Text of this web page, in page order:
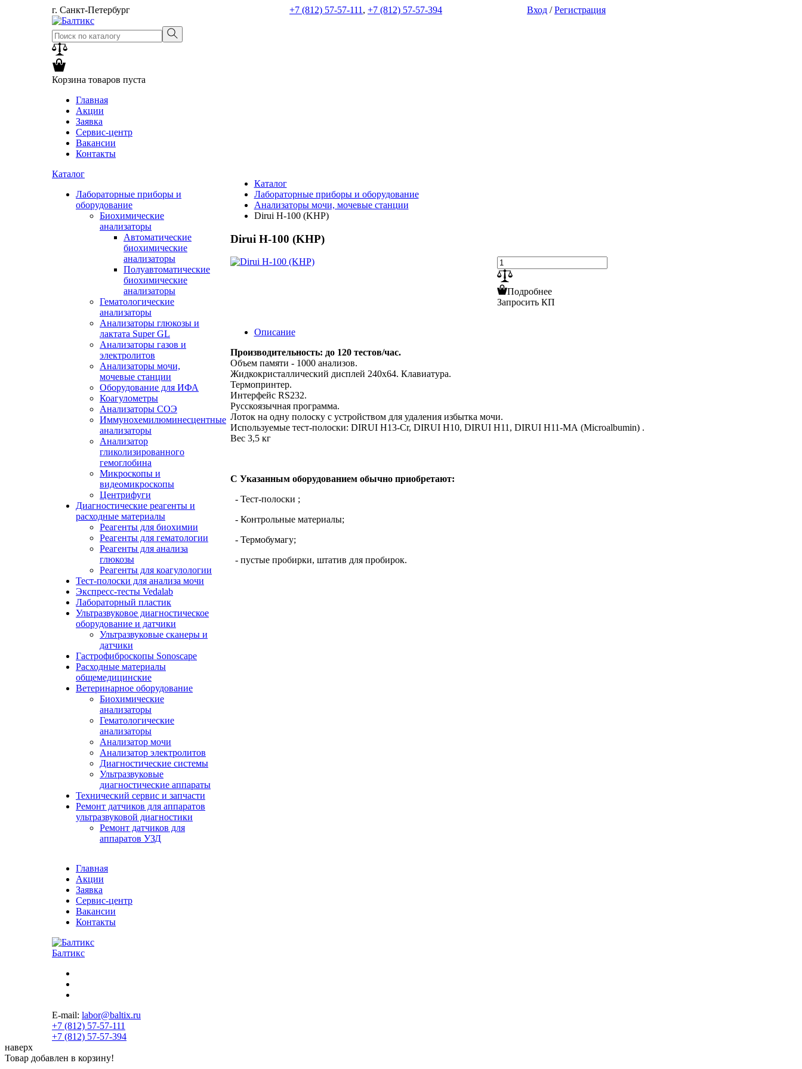
г. Санкт-Петербург +7 (812) 57-57-111 , +7 (812) 57-57-394 Вход /Регистрация
Корзина товаров пуста
Главная
Акции
Заявка
Сервис-центр
Вакансии
Контакты
Каталог
Лабораторные приборы и
оборудование
Биохимические
анализаторы
Автоматические
биохимические
анализаторы
Полуавтоматические
биохимические
анализаторы
Гематологические
анализаторы
Анализаторы глюкозы и
лактата Super GL
Анализаторы газов и
электролитов
Анализаторы мочи,
мочевые станции
Оборудование для ИФА
Коагулометры
Анализаторы СОЭ
Иммунохемилюминесцентные
анализаторы
Анализатор
гликолизированного
гемоглобина
Микроскопы и
видеомикроскопы
Центрифуги
Диагностические реагенты и
расходные материалы
Реагенты для биохимии
Реагенты для гематологии
Реагенты для анализа
глюкозы
Реагенты для коагулологии
Тест-полоски для анализа мочи
Экспресс-тесты Vedalab
Лабораторный пластик
Ультразвуковое диагностическое
оборудование и датчики
Ультразвуковые сканеры и
датчики
Гастрофиброскопы Sonoscape
Расходные материалы
общемедицинские
Ветеринарное оборудование
Биохимические
анализаторы
Гематологические
анализаторы
Анализатор мочи
Анализатор электролитов
Диагностические системы
Ультразвуковые
диагностические аппараты
Технический сервис и запчасти
Ремонт датчиков для аппаратов
ультразвуковой диагностики
Ремонт датчиков для
аппаратов УЗД
Каталог
Лабораторные приборы и оборудование
Анализаторы мочи, мочевые станции
Dirui H-100 (KHP)
Dirui H-100 (KHP)
Подробнее
Запросить КП
Описание
Производительность: до 120 тестов/час.
Объем памяти - 1000 анализов.
Жидкокристаллический дисплей 240х64. Клавиатура.
Термопринтер.
Интерфейс RS232.
Русскоязычная программа.
Лоток на одну полоску с устройством для удаления избытка мочи.
Используемые тест-полоски: DIRUI H13-Cr, DIRUI H10, DIRUI H11, DIRUI H11-МА (Microalbumin) .
Вес 3,5 кг
C Указанным оборудованием обычно приобретают:
- Тест-полоски ;
- Контрольные материалы;
- Термобумагу;
- пустые пробирки, штатив для пробирок.
Главная
Акции
Заявка
Сервис-центр
Вакансии
Контакты
Балтикс
E-mail: labor@baltix.ru
+7 (812) 57-57-111
+7 (812) 57-57-394
наверх
Товар добавлен в корзину!